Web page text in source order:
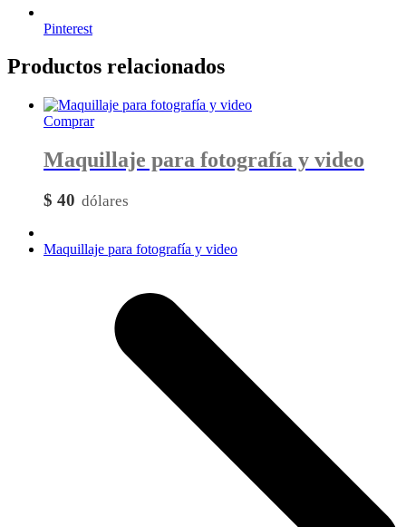
Pinterest
Productos relacionados
Comprar
Maquillaje para fotografía y video
$ 40
next
Maquillaje para fotografía y video